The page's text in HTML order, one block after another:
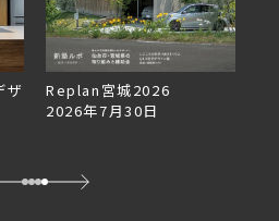
Replan北海道VOL.153
2026年6月27日